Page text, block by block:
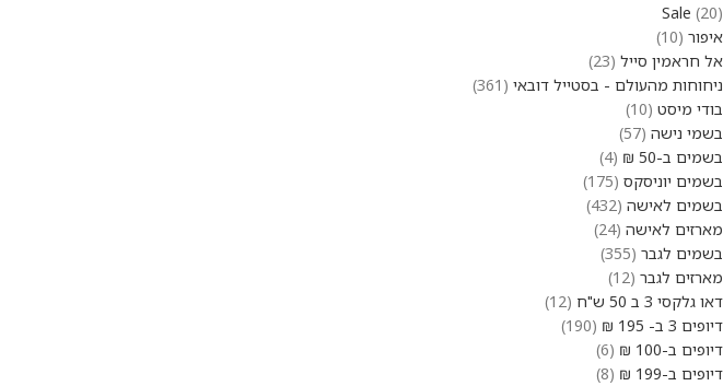
Sale 20
איפור 10
אל חראמין סייל 23
ניחוחות מהעולם - בסטייל דובאי
361
בודי מיסט 10
בשמי נישה 57
בשמים ב-50 ₪
4
בשמים יוניסקס 175
בשמים לאישה 432
מארזים לאישה 24
בשמים לגבר 355
מארזים לגבר 12
דאו גלקסי 3 ב 50 ש"ח
12
דיופים 3 ב- 195 ₪
190
דיופים ב-100 ₪
6
דיופים ב-199 ₪
8